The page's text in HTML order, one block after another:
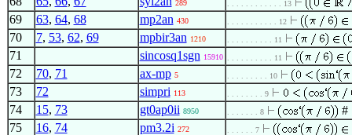
289 . . . . . . . . . . . . 13
69 63, 64, 68 mp2an 430 . . . . . . . . . . . 12
70 7, 53, 62, 69 mpbir3an 1210 . . . . . . . . . . 11
71 sincosq1sgn 15910 . . . . . . . . . . 11
72 70, 71 ax-mp 5 . . . . . . . . . 10
73 72 simpri 113 . . . . . . . . 9
74 15, 73 gt0ap0ii 8950 . . . . . . . 8
#
75
16, 74 pm3.2i 272 . . . . . . 7